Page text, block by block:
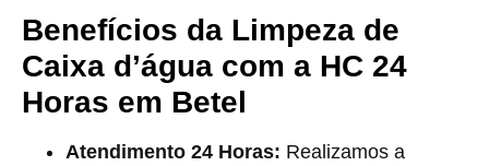
Benefícios da Limpeza de
Caixa d’água com a HC 24
Horas em Betel
Atendimento 24 Horas: Realizamos a